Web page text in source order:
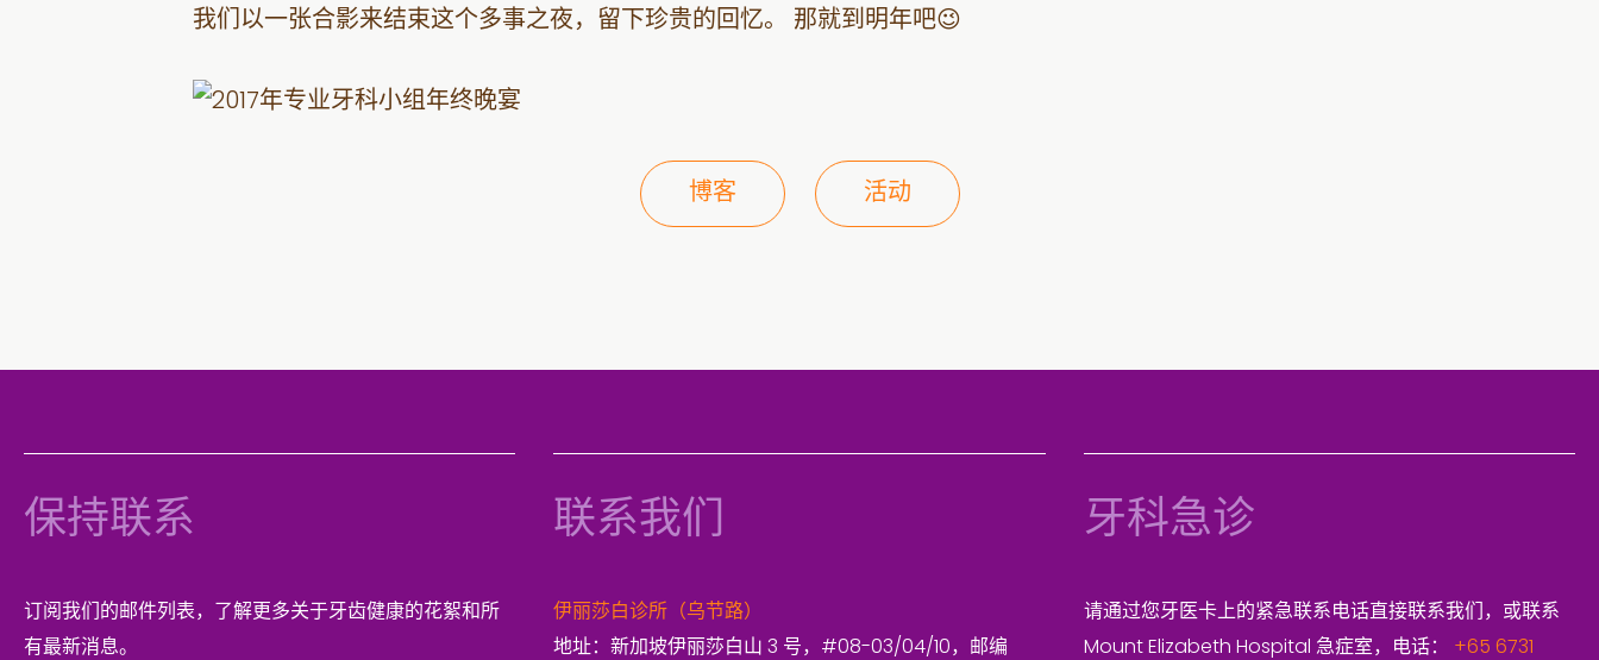
我们以一张合影来结束这个多事之夜，留下珍贵的回忆。 那就到明年吧😉
博客 活动
保持联系
订阅我们的邮件列表，了解更多关于牙齿健康的花絮和所
有最新消息。
联系我们
伊丽莎白诊所（乌节路）
地址：新加坡伊丽莎白山 3 号，#08-03/04/10，邮编
牙科急诊
请通过您牙医卡上的紧急联系电话直接联系我们，或联系
Mount Elizabeth Hospital 急症室，电话： +65 6731